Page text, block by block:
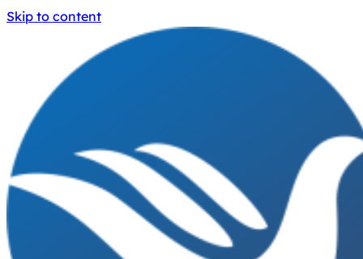
Skip to content